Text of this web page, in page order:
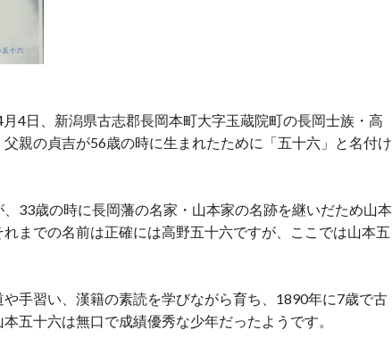
4日、新潟県古志郡長岡本町大字玉蔵院町の長岡士族・高
親の貞吉が56歳の時に生まれたために「五十六」と名付け
33歳の時に長岡藩の名家・山本家の名跡を継いだため山本
までの名前は正確には高野五十六ですが、ここでは山本五
手習い、漢籍の素読を学びながら育ち、1890年に7歳で古
五十六は無口で成績優秀な少年だったようです。